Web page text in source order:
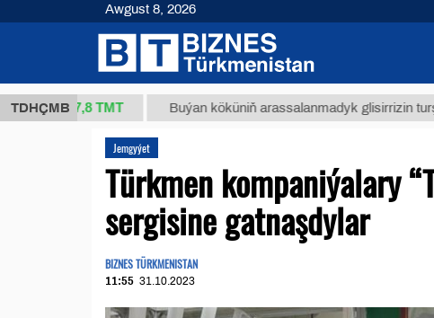
TDHÇMB
37,8 ТМТ Buýan köküniň arassalanmadyk glisirrizin turşusy (t.)
Jemgyýet
Türkmen kompaniýalary
sergisine gatnaşdylar
BIZNES TÜRKMENISTAN
11:55 31.10.2023
Awgust 8, 2026